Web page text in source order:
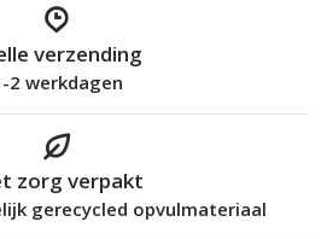
verzending
2 werkdagen
zorg verpakt
gerecycled opvulmateriaal